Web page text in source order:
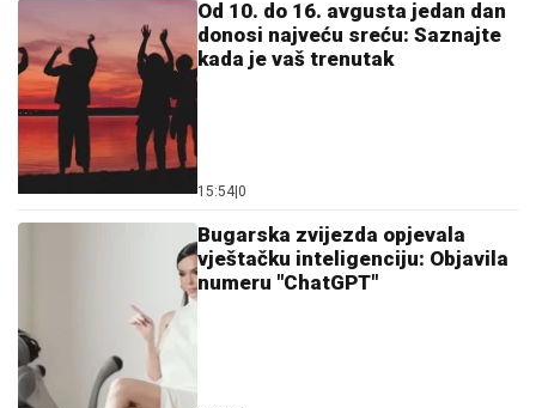
Bugarska zvijezda opjevala
vještačku inteligenciju: Objavila
numeru "ChatGPT"
14:27|0
Nerazjašnjeni nestanak pjevača
čiju je najtužniju pjesmu oživjela
Aleksandra Prijović